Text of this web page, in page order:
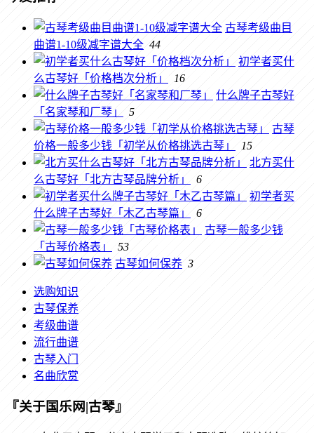
古琴考级曲目
曲谱1-10级减字谱大全 44
初学者买什
么古琴好「价格档次分析」
16
什么牌子古琴好
「名家琴和厂琴」
5
古琴
价格一般多少钱「初学从价格挑选古琴」
15
北方买什
么古琴好「北方古琴品牌分析」
6
初学者买
什么牌子古琴好「木乙古琴篇」
6
古琴一般多少钱
「古琴价格表」
53
古琴如何保养 3
选购知识
古琴保养
考级曲谱
流行曲谱
古琴入门
名曲欣赏
『关于国乐网|古琴』